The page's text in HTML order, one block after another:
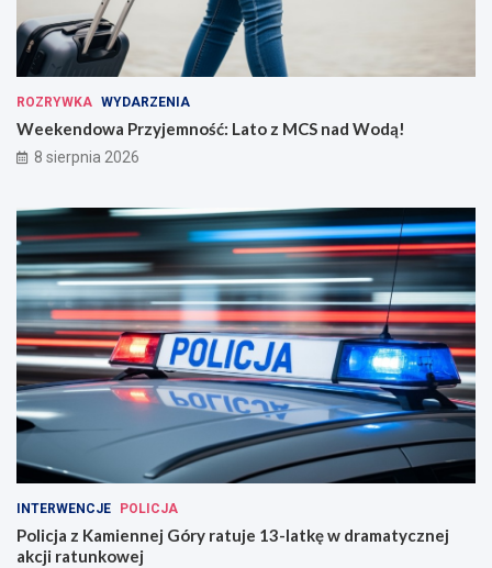
ROZRYWKA WYDARZENIA
Weekendowa Przyjemność: Lato z MCS nad Wodą!
8 sierpnia 2026
INTERWENCJE POLICJA
Policja z Kamiennej Góry ratuje 13-latkę w dramatycznej
akcji ratunkowej